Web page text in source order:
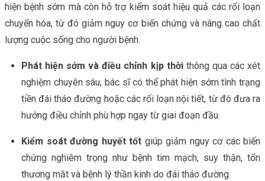
hiện bệnh sớm mà còn hỗ trợ kiểm soát hiệu quả các rối loạn
chuyển hóa, từ đó giảm nguy cơ biến chứng và nâng cao chất
lượng cuộc sống cho người bệnh.
Phát hiện sớm và điều chỉnh kịp thờithông qua các xét
nghiệm chuyên sâu, bác sĩ có thể phát hiện sớm tình trạng
tiền đái tháo đường hoặc các rối loạn nội tiết, từ đó đưa ra
hướng điều chỉnh phù hợp ngay từ giai đoạn đầu.
Kiểm soát đường huyết tốt giúp giảm nguy cơ các biến
chứng nghiêm trọng như bệnh tim mạch, suy thận, tổn
thương mắt và bệnh lý thần kinh do đái tháo đường.